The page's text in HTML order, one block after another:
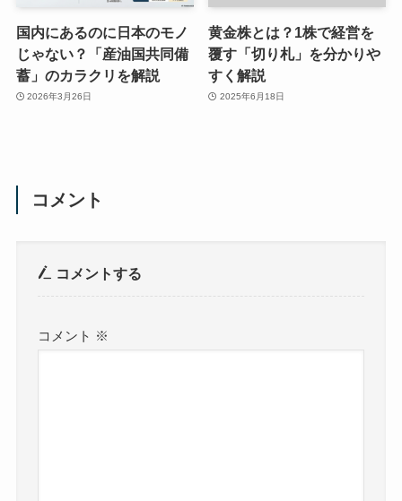
国内にあるのに日本のモノ
じゃない？「産油国共同備
蓄」のカラクリを解説
2026年3月26日
黄金株とは？1株で経営を
覆す「切り札」を分かりや
すく解説
2025年6月18日
コメント
コメントする
コメント ※